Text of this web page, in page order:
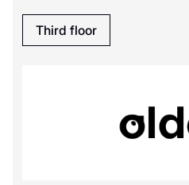
Third floor